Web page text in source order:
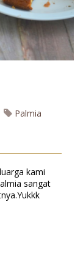
Palmia
kami
sangat